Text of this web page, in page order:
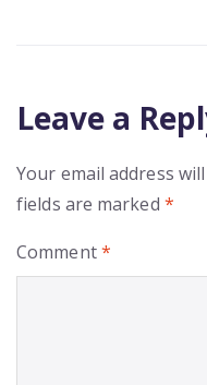
Leave a
Your email address
fields are marked *
Comment*